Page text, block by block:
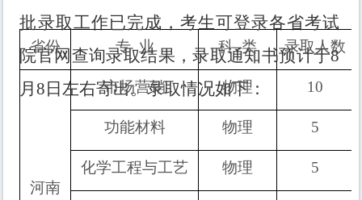
批录取工作已完成，考生可登录各省考试
院官网查询录取结果 ，录取通知书预计于8
月8日左右寄出。录取情况如下：
省份 专 业 科 类 录取人数
河南
市场营销 物理 10
功能材料 物理 5
化学工程与工艺 物理 5